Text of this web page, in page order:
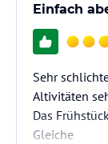
Einfach
Sehr
Altivitäten
Das
Gleiche